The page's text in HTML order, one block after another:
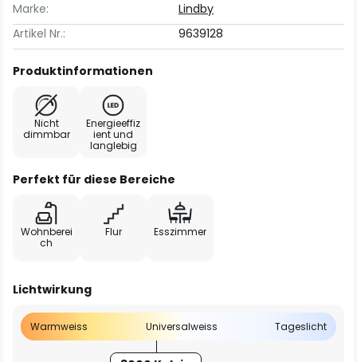
Marke:
Lindby
Artikel Nr.:
9639128
Produktinformationen
Nicht
dimmbar
Energieeffiz
ient und
langlebig
Perfekt für diese Bereiche
Wohnberei
ch
Flur Esszimmer
Lichtwirkung
Warmweiss Universalweiss Tageslicht